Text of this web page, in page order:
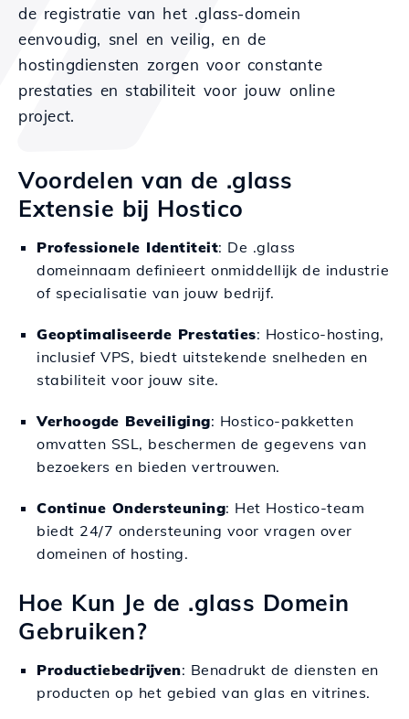
de registratie van het .glass-domein
eenvoudig, snel en veilig, en de
hostingdiensten zorgen voor constante
prestaties en stabiliteit voor jouw online
project.
Voordelen van de .glass
Extensie bij Hostico
Professionele Identiteit: De .glass
domeinnaam definieert onmiddellijk de industrie
of specialisatie van jouw bedrijf.
Geoptimaliseerde Prestaties: Hostico-hosting,
inclusief VPS, biedt uitstekende snelheden en
stabiliteit voor jouw site.
Verhoogde Beveiliging: Hostico-pakketten
omvatten SSL, beschermen de gegevens van
bezoekers en bieden vertrouwen.
Continue Ondersteuning: Het Hostico-team
biedt 24/7 ondersteuning voor vragen over
domeinen of hosting.
Hoe Kun Je de .glass Domein
Gebruiken?
Productiebedrijven: Benadrukt de diensten en
producten op het gebied van glas en vitrines.